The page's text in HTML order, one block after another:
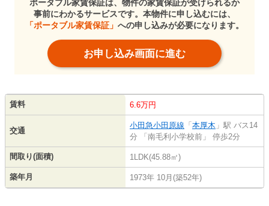
ポータブル家賃保証は、物件の家賃保証が受けられるか
事前にわかるサービスです。本物件に申し込むには、
「ポータブル家賃保証」 への申し込みが必要になります。
お申し込み画面に進む
賃料 6.6万円
交通
小田急小田原線 「本厚木 」駅 バス14
分 「南毛利小学校前」 停歩2分
間取り(面積) 1LDK(45.88㎡)
築年月 1973年 10月(築52年)